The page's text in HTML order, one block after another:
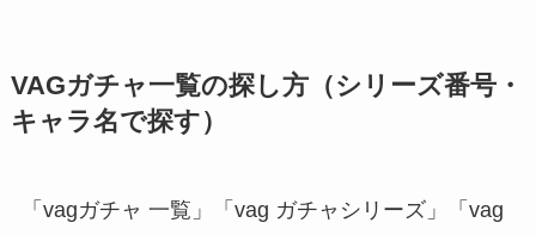
VAGガチャ一覧の探し方（シリーズ番号・
キャラ名で探す）
「vagガチャ 一覧」「vag ガチャシリーズ」「vag